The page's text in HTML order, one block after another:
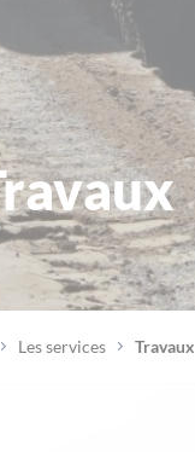
Les services Travaux